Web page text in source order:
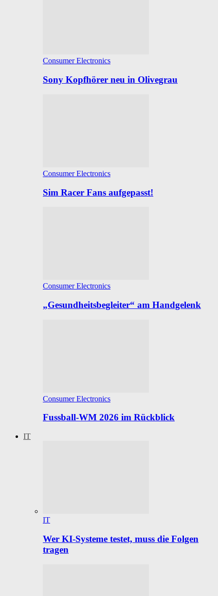
Consumer Electronics
Sony Kopfhörer neu in Olivegrau
Consumer Electronics
Sim Racer Fans aufgepasst!
Consumer Electronics
„Gesundheitsbegleiter“ am Handgelenk
Consumer Electronics
Fussball-WM 2026 im Rückblick
IT
IT
Wer KI-Systeme testet, muss die Folgen
tragen